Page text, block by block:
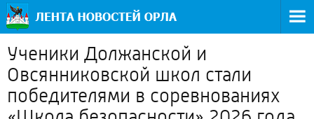
Ученики Должанской и
Овсянниковской школ стали
победителями в соревнованиях